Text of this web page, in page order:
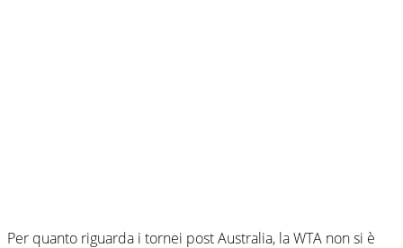
Per quanto riguarda i tornei post Australia, la WTA non si è